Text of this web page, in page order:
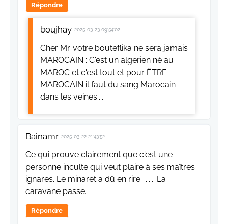
Répondre
boujhay 2025-03-23 09:54:02
Cher Mr. votre bouteflika ne sera jamais
MAROCAIN : C'est un algerien né au
MAROC et c'est tout et pour ÊTRE
MAROCAIN il faut du sang Marocain
dans les veines.....
Bainamr 2025-03-22 21:43:52
Ce qui prouve clairement que c'est une
personne inculte qui veut plaire à ses maîtres
ignares. Le minaret a dû en rire. ....... La
caravane passe.
Répondre